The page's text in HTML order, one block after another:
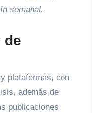
semanal.
de
además de
publicaciones